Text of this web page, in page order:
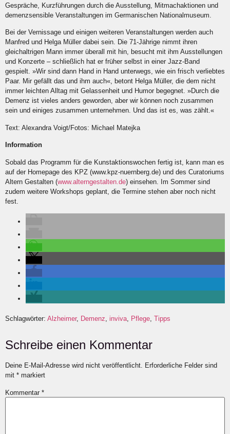
Gespräche, Kurzführungen durch die Ausstellung, Mitmachaktionen und
demenzsensible Veranstaltungen im Germanischen Nationalmuseum.
Bei der Vernissage und einigen weiteren Veranstaltungen werden auch
Manfred und Helga Müller dabei sein. Die 71-Jährige nimmt ihren
gleichaltrigen Mann immer überall mit hin, besucht mit ihm Ausstellungen
und Konzerte – schließlich hat er früher selbst in einer Jazz-Band
gespielt. »Wir sind dann Hand in Hand unterwegs, wie ein frisch verliebtes
Paar. Mir gefällt das und ihm auch«, betont Helga Müller, die dem nicht
immer leichten Alltag mit Gelassenheit und Humor begegnet. »Durch die
Demenz ist vieles anders geworden, aber wir können noch zusammen
sein und einiges zusammen unternehmen. Und das ist es, was zählt.«
Text: Alexandra Voigt/Fotos: Michael Matejka
Information
Sobald das Programm für die Kunstaktionswochen fertig ist, kann man es
auf der Homepage des KPZ (www.kpz-nuernberg.de) und des Curatoriums
Altern Gestalten (www.alterngestalten.de) einsehen. Im Sommer sind
zudem weitere Workshops geplant, die Termine stehen aber noch nicht
fest.
Schlagwörter: Alzheimer, Demenz inviva Pflege Tipps
Schreibe einen Kommentar
Deine E-Mail-Adresse wird nicht veröffentlicht.
Erforderliche Felder sind
mit * markiert
Kommentar *